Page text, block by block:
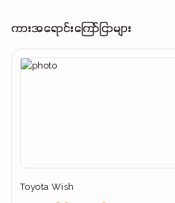
ကားအရောင်းကြော်ငြာများ
Toyota Wish